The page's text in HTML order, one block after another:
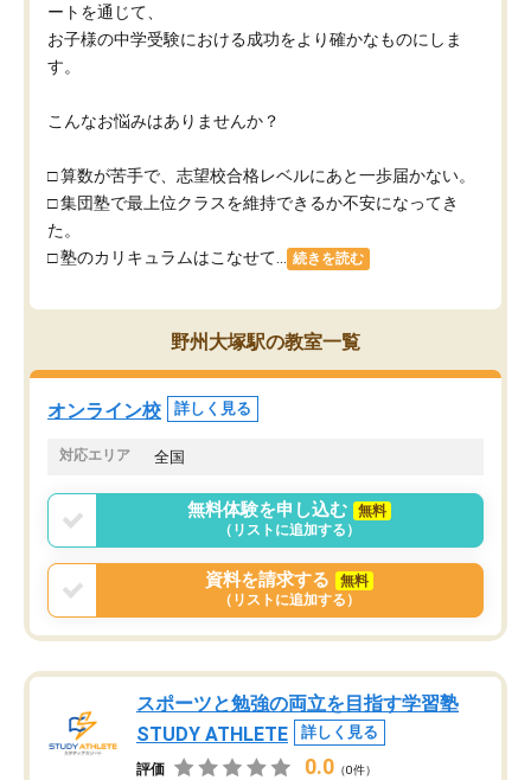
ートを通じて、
お子様の中学受験における成功をより確かなものにしま
す。
こんなお悩みはありませんか？
□ 算数が苦手で、志望校合格レベルにあと一歩届かない。
□ 集団塾で最上位クラスを維持できるか不安になってき
た。
□ 塾のカリキュラムはこなせて...
続きを読む
野州大塚駅の教室一覧
オンライン校 詳しく見る
対応エリア 全国
無料体験を申し込む
無料
（リストに追加する）
資料を請求する
無料
（リストに追加する）
スポーツと勉強の両立を目指す学習塾
STUDY ATHLETE
詳しく見る
評価 0.0 （0件）